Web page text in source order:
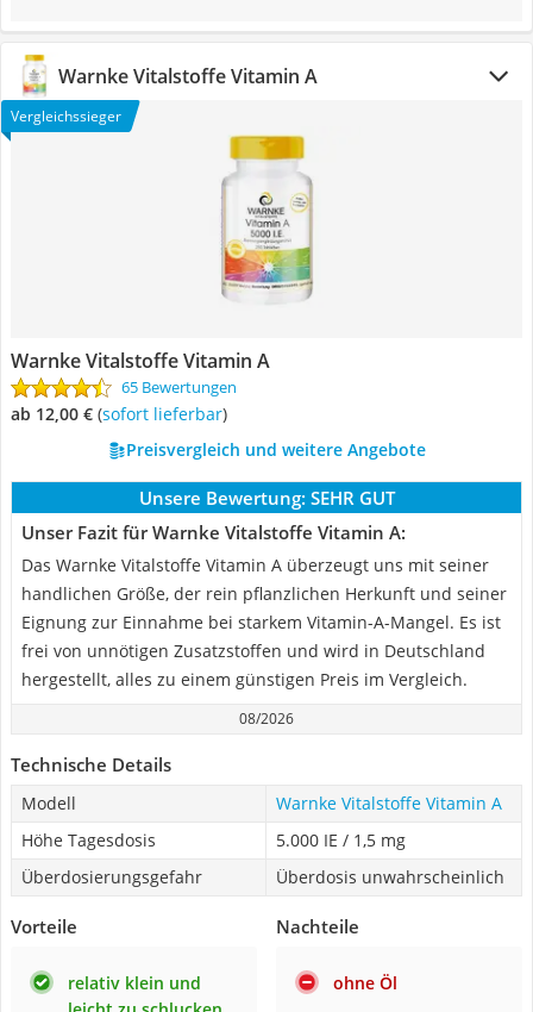
Warnke Vitalstoffe Vitamin A
Vergleichssieger
Warnke Vitalstoffe Vitamin A
65 Bewertungen
ab 12,00 € ( Sofort lieferbar)
Preisvergleich und weitere Angebote
Unsere Bewertung: SEHR GUT
Unser Fazit für Warnke Vitalstoffe Vitamin A:
Das Warnke Vitalstoffe Vitamin A überzeugt uns mit seiner
handlichen Größe, der rein pflanzlichen Herkunft und seiner
Eignung zur Einnahme bei starkem Vitamin-A-Mangel. Es ist
frei von unnötigen Zusatzstoffen und wird in Deutschland
hergestellt, alles zu einem günstigen Preis im Vergleich.
08/2026
Technische Details
Modell
Warnke Vitalstoffe Vitamin A
Höhe Tagesdosis
5.000 IE / 1,5 mg
Überdosierungsgefahr
Überdosis unwahrscheinlich
Vorteile
relativ klein und
Nachteile
ohne Öl